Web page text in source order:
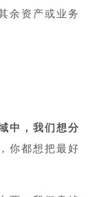
余资产或业务
中，我们想分
你都想把最好